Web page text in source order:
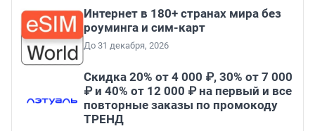
Интернет в 180+ странах мира без
роуминга и сим-карт
До 31 декабря, 2026
Скидка 20% от 4 000 ₽, 30% от 7 000
₽ и 40% от 12 000 ₽ на первый и все
повторные заказы по промокоду
ТРЕНД